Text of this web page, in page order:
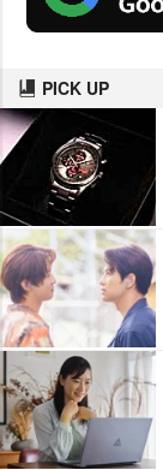
PICK UP